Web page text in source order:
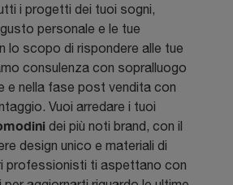
i progetti dei tuoi sogni,
personale e le tue
lo scopo di rispondere alle tue
consulenza con sopralluogo
e nella fase post vendita con
Vuoi arredare i tuoi
dei più noti brand, con il
design unico e materiali di
professionisti ti aspettano con